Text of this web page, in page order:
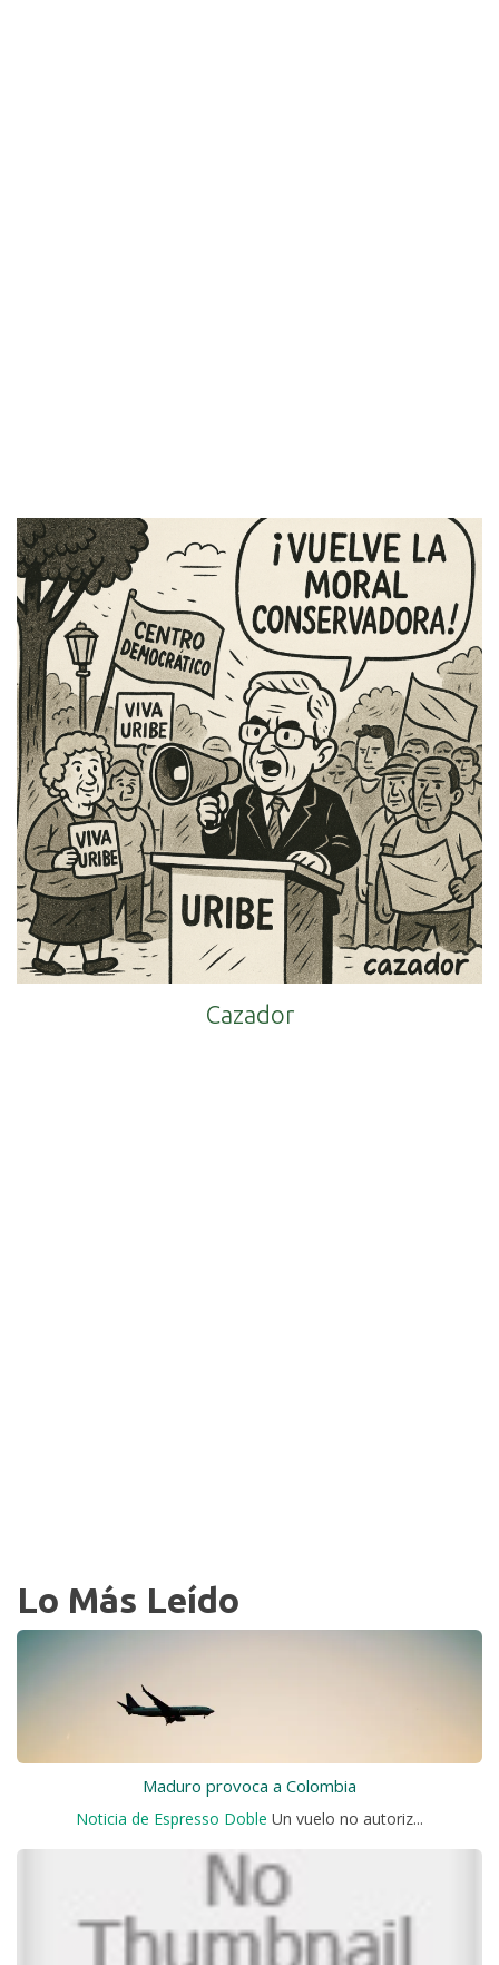
Cazador
Lo Más Leído
Maduro provoca a Colombia
Noticia de Espresso Doble Un vuelo no autoriz...